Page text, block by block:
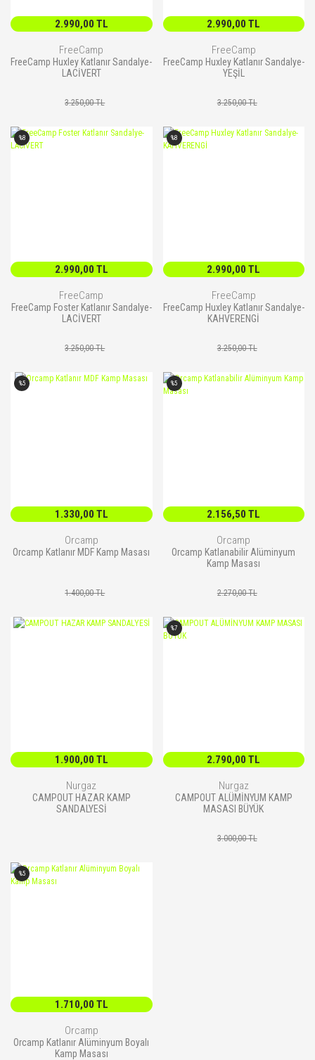
2.990,00 TL
FreeCamp
FreeCamp Huxley Katlanır Sandalye-
LACİVERT
3.250,00 TL
2.990,00 TL
FreeCamp
FreeCamp Huxley Katlanır Sandalye-
YEŞİL
3.250,00 TL
%8
2.990,00 TL
FreeCamp
FreeCamp Foster Katlanır Sandalye-
LACİVERT
3.250,00 TL
%8
2.990,00 TL
FreeCamp
FreeCamp Huxley Katlanır Sandalye-
KAHVERENGİ
3.250,00 TL
%5
1.330,00 TL
Orcamp
Orcamp Katlanır MDF Kamp Masası
1.400,00 TL
%5
2.156,50 TL
Orcamp
Orcamp Katlanabilir Alüminyum
Kamp Masası
2.270,00 TL
1.900,00 TL
Nurgaz
CAMPOUT HAZAR KAMP
SANDALYESİ
%7
2.790,00 TL
Nurgaz
CAMPOUT ALÜMİNYUM KAMP
MASASI BÜYÜK
3.000,00 TL
%5
1.710,00 TL
Orcamp
Orcamp Katlanır Alüminyum Boyalı
Kamp Masası